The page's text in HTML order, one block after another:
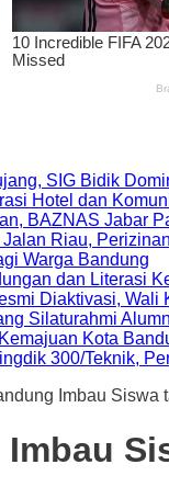
SIG Bidik
Hotel dan
BAZNAS Jabar
Riau,
Warga Bandung
dan Literasi
Diaktivasi,
Silaturahmi
Kota
300/Teknik,
Imbau Siswa